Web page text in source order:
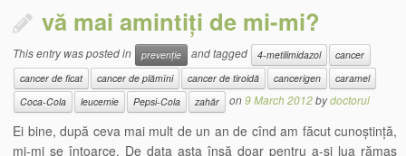
vă mai amintiți de mi-mi?
This entry was posted in prevenție and tagged 4-metilimidazol
cancer
cancer de ficat
cancer de plămîni cancer de tiroidă cancerigen
caramel
Coca-Cola
leucemie Pepsi-Cola zahăr on9 March 2012bydoctorul
Ei bine, după ceva mai mult de un an de cînd am făcut cunoștință,
mi-mi se întoarce. De data asta însă doar pentru a-și lua rămas